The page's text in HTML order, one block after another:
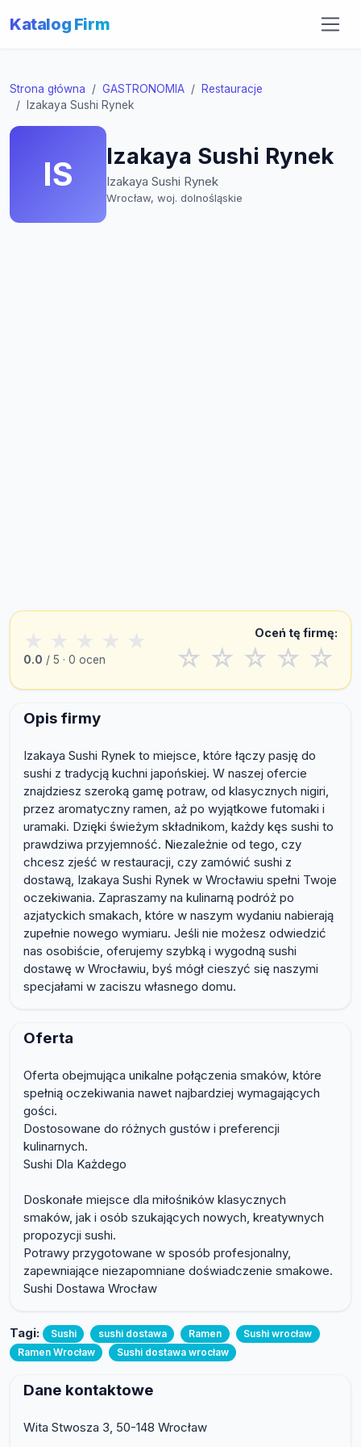
Katalog Firm
Strona główna GASTRONOMIA
Restauracje
Izakaya Sushi Rynek
IS Izakaya Sushi Rynek
Izakaya Sushi Rynek
Wrocław, woj. dolnośląskie
★ ★ ★ ★ ★
0.0 / 5 · 0 ocen
Oceń tę firmę:
☆ ☆ ☆ ☆ ☆
Opis firmy
Izakaya Sushi Rynek to miejsce, które łączy pasję do
sushi z tradycją kuchni japońskiej. W naszej ofercie
znajdziesz szeroką gamę potraw, od klasycznych nigiri,
przez aromatyczny ramen, aż po wyjątkowe futomaki i
uramaki. Dzięki świeżym składnikom, każdy kęs sushi to
prawdziwa przyjemność. Niezależnie od tego, czy
chcesz zjeść w restauracji, czy zamówić sushi z
dostawą, Izakaya Sushi Rynek w Wrocławiu spełni Twoje
oczekiwania. Zapraszamy na kulinarną podróż po
azjatyckich smakach, które w naszym wydaniu nabierają
zupełnie nowego wymiaru. Jeśli nie możesz odwiedzić
nas osobiście, oferujemy szybką i wygodną sushi
dostawę w Wrocławiu, byś mógł cieszyć się naszymi
specjałami w zaciszu własnego domu.
Oferta
Oferta obejmująca unikalne połączenia smaków, które
spełnią oczekiwania nawet najbardziej wymagających
gości.
Dostosowane do różnych gustów i preferencji
kulinarnych.
Sushi Dla Każdego
Doskonałe miejsce dla miłośników klasycznych
smaków, jak i osób szukających nowych, kreatywnych
propozycji sushi.
Potrawy przygotowane w sposób profesjonalny,
zapewniające niezapomniane doświadczenie smakowe.
Sushi Dostawa Wrocław
Tagi: Sushi sushi dostawa Ramen
Sushi wrocław
Ramen Wrocław
Sushi dostawa wrocław
Dane kontaktowe
Wita Stwosza 3, 50-148 Wrocław